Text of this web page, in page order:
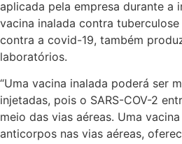
aplicada pela empresa durante a
vacina inalada contra
contra a covid-19, também
laboratórios.
“Uma vacina inalada poderá ser
injetadas, pois o SARS-COV-2
meio das vias aéreas. Uma
anticorpos nas vias aéreas,